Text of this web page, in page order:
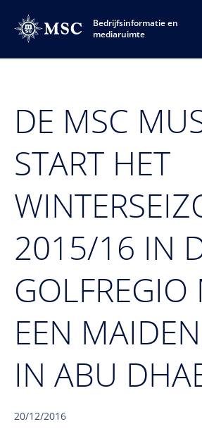
Bedrijfsinformatie en
mediaruimte
DE MSC
START HET
2015/16 IN
GOLFREGIO
EEN
IN ABU
20/12/2016